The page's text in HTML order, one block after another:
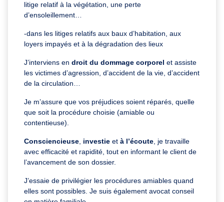
litige relatif à la végétation, une perte
d’ensoleillement…
-dans les litiges relatifs aux baux d’habitation, aux
loyers impayés et à la dégradation des lieux
J’interviens en droit du dommage corporel et assiste
les victimes d’agression, d’accident de la vie, d’accident
de la circulation…
Je m’assure que vos préjudices soient réparés, quelle
que soit la procédure choisie (amiable ou
contentieuse).
Consciencieuse, investie et à l’écoute, je travaille
avec efficacité et rapidité, tout en informant le client de
l’avancement de son dossier.
J’essaie de privilégier les procédures amiables quand
elles sont possibles. Je suis également avocat conseil